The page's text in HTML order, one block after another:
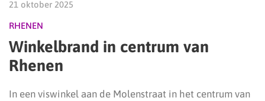
21 oktober 2025
RHENEN
Winkelbrand in centrum van
Rhenen
In een viswinkel aan de Molenstraat in het centrum van